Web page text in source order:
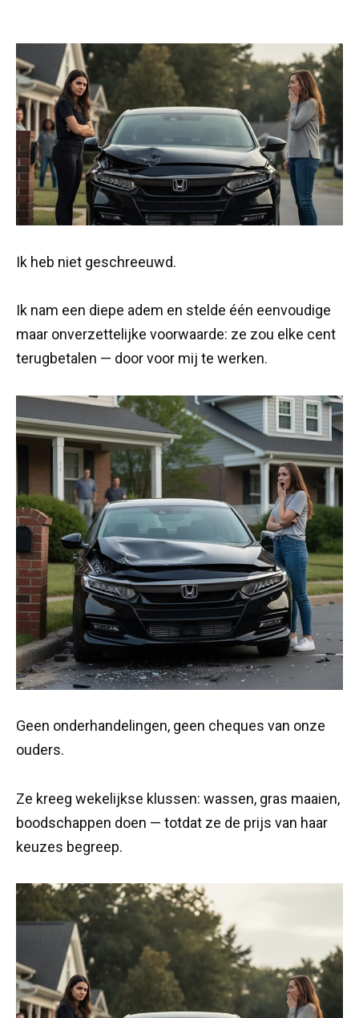
Ik heb niet geschreeuwd.
Ik nam een diepe adem en stelde één eenvoudige
maar onverzettelijke voorwaarde: ze zou elke cent
terugbetalen — door voor mij te werken.
Geen onderhandelingen, geen cheques van onze
ouders.
Ze kreeg wekelijkse klussen: wassen, gras maaien,
boodschappen doen — totdat ze de prijs van haar
keuzes begreep.